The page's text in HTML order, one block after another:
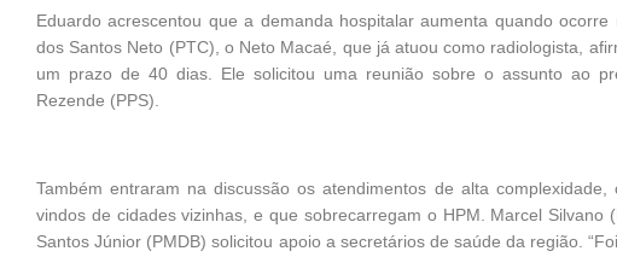
Eduardo acrescentou que a demanda hospitalar aumenta quando
dos Santos Neto (PTC), o Neto Macaé, que já atuou como radiologista,
um prazo de 40 dias. Ele solicitou uma reunião sobre o assunto ao
Rezende (PPS).
Também entraram na discussão os atendimentos de alta
vindos de cidades vizinhas, e que sobrecarregam o HPM. Marcel
Santos Júnior (PMDB) solicitou apoio a secretários de saúde da região.